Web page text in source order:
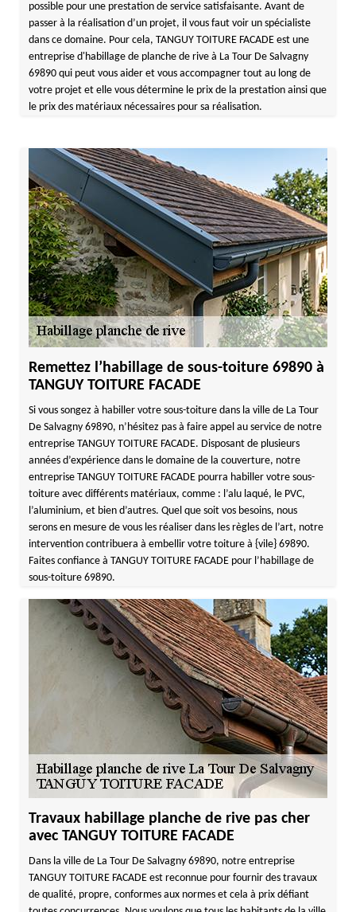
possible pour une prestation de service satisfaisante. Avant de
passer à la réalisation d’un projet, il vous faut voir un spécialiste
dans ce domaine. Pour cela, TANGUY TOITURE FACADE est une
entreprise d'habillage de planche de rive à La Tour De Salvagny
69890 qui peut vous aider et vous accompagner tout au long de
votre projet et elle vous détermine le prix de la prestation ainsi que
le prix des matériaux nécessaires pour sa réalisation.
Remettez l’habillage de sous-toiture 69890 à
TANGUY TOITURE FACADE
Si vous songez à habiller votre sous-toiture dans la ville de La Tour
De Salvagny 69890, n’hésitez pas à faire appel au service de notre
entreprise TANGUY TOITURE FACADE. Disposant de plusieurs
années d’expérience dans le domaine de la couverture, notre
entreprise TANGUY TOITURE FACADE pourra habiller votre sous-
toiture avec différents matériaux, comme : l’alu laqué, le PVC,
l’aluminium, et bien d’autres. Quel que soit vos besoins, nous
serons en mesure de vous les réaliser dans les règles de l’art, notre
intervention contribuera à embellir votre toiture à {vile} 69890.
Faites confiance à TANGUY TOITURE FACADE pour l’habillage de
sous-toiture 69890.
Travaux habillage planche de rive pas cher
avec TANGUY TOITURE FACADE
Dans la ville de La Tour De Salvagny 69890, notre entreprise
TANGUY TOITURE FACADE est reconnue pour fournir des travaux
de qualité, propre, conformes aux normes et cela à prix défiant